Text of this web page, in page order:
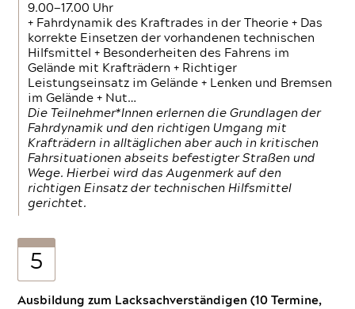
9.00—17.00 Uhr
+ Fahrdynamik des Kraftrades in der Theorie + Das
korrekte Einsetzen der vorhandenen technischen
Hilfsmittel + Besonderheiten des Fahrens im
Gelände mit Krafträdern + Richtiger
Leistungseinsatz im Gelände + Lenken und Bremsen
im Gelände + Nut…
Die Teilnehmer*Innen erlernen die Grundlagen der
Fahrdynamik und den richtigen Umgang mit
Krafträdern in alltäglichen aber auch in kritischen
Fahrsituationen abseits befestigter Straßen und
Wege. Hierbei wird das Augenmerk auf den
richtigen Einsatz der technischen Hilfsmittel
gerichtet.
5
Ausbildung zum Lacksachverständigen (10 Termine,